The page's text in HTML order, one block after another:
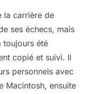
la carrière de
ses échecs, mais
toujours été
copié et suivi. Il
personnels avec
Macintosh, ensuite